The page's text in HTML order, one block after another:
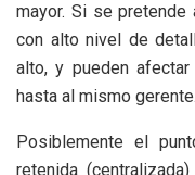
mayor. Si se pretende
con alto nivel de
alto, y pueden
hasta al mismo gerente.
Posiblemente el
retenida